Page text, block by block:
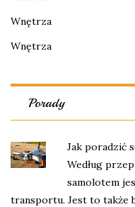
Wnętrza
Wnętrza
Porady
Jak poradzić
Według
samolotem
transportu. Jest to także